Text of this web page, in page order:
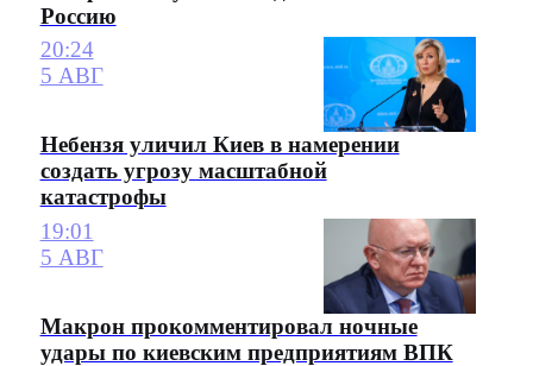
Россию
20:24
5 АВГ
Небензя уличил Киев в намерении
создать угрозу масштабной
катастрофы
19:01
5 АВГ
Макрон прокомментировал ночные
удары по киевским предприятиям ВПК